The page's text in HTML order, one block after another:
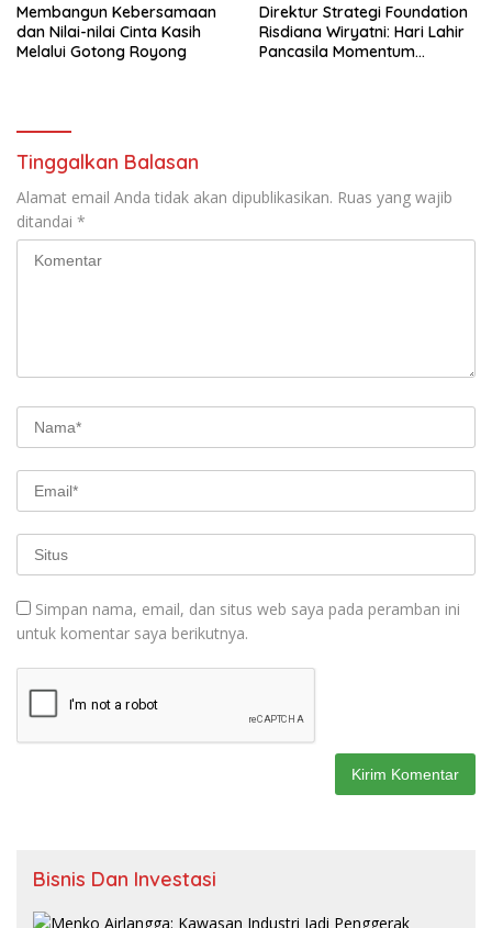
Membangun Kebersamaan
dan Nilai-nilai Cinta Kasih
Melalui Gotong Royong
Direktur Strategi Foundation
Risdiana Wiryatni: Hari Lahir
Pancasila Momentum
Tinggalkan Balasan
Alamat email Anda tidak akan dipublikasikan. Ruas yang wajib
ditandai *
Simpan nama, email, dan situs web saya pada peramban ini
untuk komentar saya berikutnya.
Bisnis Dan Investasi